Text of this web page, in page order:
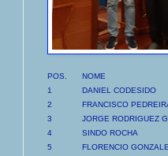
POS.
NOME
1
DANIEL CODESIDO
2
FRANCISCO
3
JORGE RODRIGUEZ
4
SINDO ROCHA
5
FLORENCIO